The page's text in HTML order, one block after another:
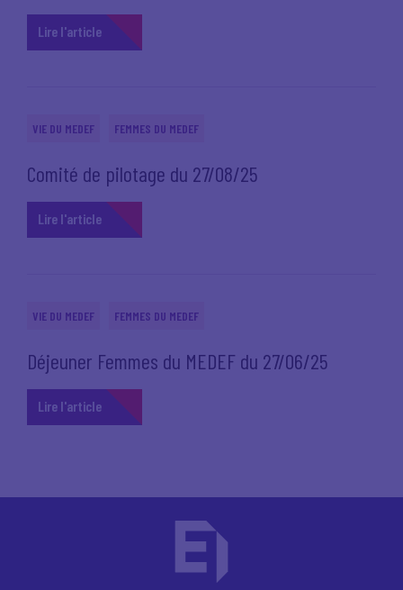
Lire l'article
VIE DU MEDEF FEMMES DU MEDEF
Comité de pilotage du 27/08/25
Lire l'article
VIE DU MEDEF FEMMES DU MEDEF
Déjeuner Femmes du MEDEF du 27/06/25
Lire l'article